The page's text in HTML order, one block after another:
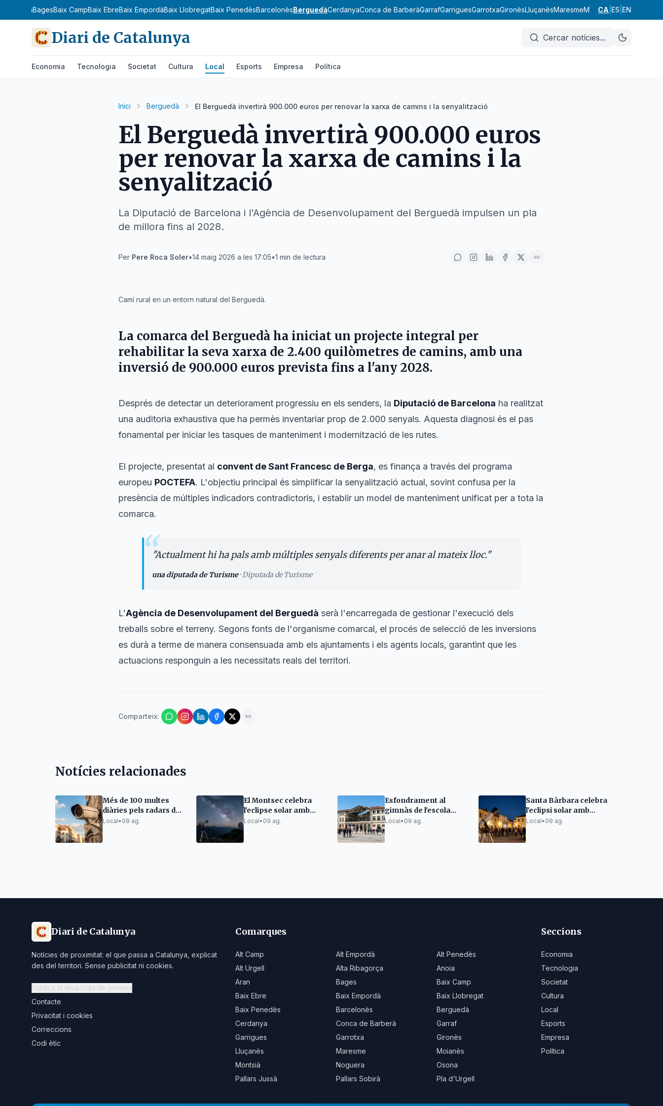
AranBagesBaix CampBaix EbreBaix EmpordàBaix LlobregatBaix PenedèsBarcelonèsBerguedàCerdanyaConca de BarberàGarrafGarriguesGarrotxaGironèsLluçanèsMaresmeMoianès Montsià
CA ES EN
Diari de Catalunya Cercar notícies...
Economia Tecnologia Societat Cultura Local Esports Empresa Política
Inici Berguedà El Berguedà invertirà 900.000 euros per renovar la xarxa de camins i la senyalització
El Berguedà invertirà 900.000 euros
per renovar la xarxa de camins i la
senyalització
La Diputació de Barcelona i l'Agència de Desenvolupament del Berguedà impulsen un pla
de millora fins al 2028.
Per Pere Roca Soler•14 maig 2026 a les 17:05•1 min de lectura
Camí rural en un entorn natural del Berguedà.
La comarca del Berguedàha iniciat un projecte integral per
rehabilitar la seva xarxa de 2.400 quilòmetres de camins, amb una
inversió de 900.000 euros prevista fins a l'any 2028.
Després de detectar un deteriorament progressiu en els senders, la Diputació de Barcelona ha realitzat
una auditoria exhaustiva que ha permès inventariar prop de 2.000 senyals. Aquesta diagnosi és el pas
fonamental per iniciar les tasques de manteniment i modernització de les rutes.
El projecte, presentat al convent de Sant Francesc de Berga, es finança a través del programa
europeu POCTEFA. L'objectiu principal és simplificar la senyalització actual, sovint confusa per la
presència de múltiples indicadors contradictoris, i establir un model de manteniment unificat per a tota la
comarca.
“
"Actualment hi ha pals amb múltiples senyals diferents per anar al mateix lloc."
una diputada de Turisme·Diputada de Turisme
L'Agència de Desenvolupament del Berguedà serà l'encarregada de gestionar l'execució dels
treballs sobre el terreny. Segons fonts de l'organisme comarcal, el procés de selecció de les inversions
es durà a terme de manera consensuada amb els ajuntaments i els agents locals, garantint que les
actuacions responguin a les necessitats reals del territori.
Comparteix:
Notícies relacionades
Més de 100 multes
diàries pels radars de
velocitat a Girona
Local• 09 ag.
El Montsec celebra
l'eclipse solar amb
quatre dies d'activitats
Local• 09 ag.
Esfondrament al
gimnàs de l'escola
Salvador Dalí de
Local• 09 ag.
Santa Bàrbara celebra
l'eclipsi solar amb
tapes i concert
Local• 09 ag.
Diari de Catalunya
Notícies de proximitat: el que passa a Catalunya, explicat
des del territori. Sense publicitat ni cookies.
Publica la teva nota de premsa
Contacte
Privacitat i cookies
Correccions
Codi ètic
Comarques
Alt Camp Alt Empordà
Alt Penedès
Alt Urgell
Alta Ribagorça
Anoia
Aran
Bages
Baix Camp
Baix Ebre
Baix Empordà
Baix Llobregat
Baix Penedès
Barcelonès
Berguedà
Cerdanya
Conca de Barberà
Garraf
Garrigues
Garrotxa
Gironès
Lluçanès
Maresme
Moianès
Montsià
Noguera
Osona
Pallars Jussà
Pallars Sobirà Pla d'Urgell
Seccions
Economia
Tecnologia
Societat
Cultura
Local
Esports
Empresa
Política